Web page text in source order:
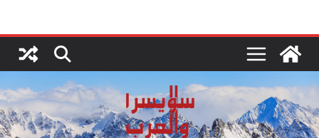
content